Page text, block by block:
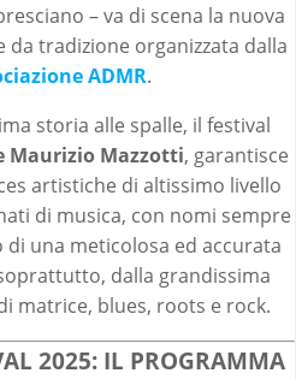
– va di scena la nuova
da tradizione organizzata dalla
ADMR.
storia alle spalle, il festival
Maurizio Mazzotti, garantisce
artistiche di altissimo livello
di musica, con nomi sempre
una meticolosa ed accurata
dalla grandissima
matrice, blues, roots e rock.
2025: IL PROGRAMMA